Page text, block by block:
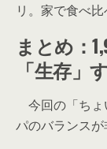
リ。家で食べ比
まとめ：
「生存」
今回の「ちょ
パのバランスが